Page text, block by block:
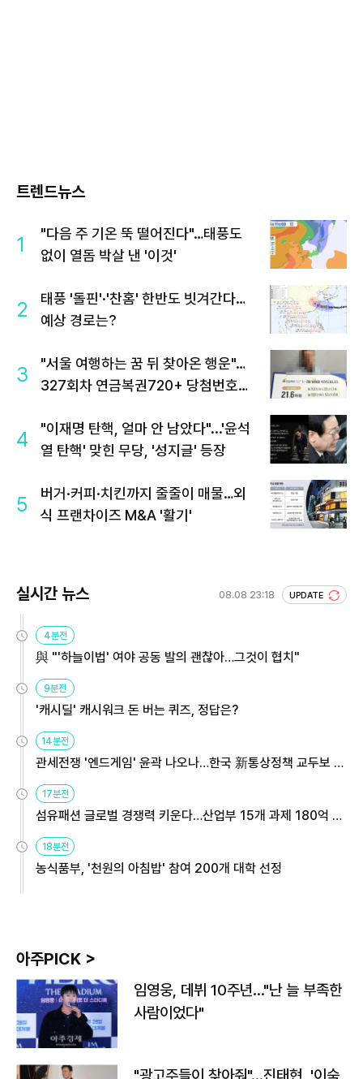
트렌드뉴스
1
"다음 주 기온 뚝 떨어진다"…태풍도
없이 열돔 박살 낸 '이것'
2
태풍 '돌핀'·'찬홈' 한반도 빗겨간다…
예상 경로는?
3
"서울 여행하는 꿈 뒤 찾아온 행운"…
327회차 연금복권720+ 당첨번호조
4
"이재명 탄핵, 얼마 안 남았다"...'윤석
열 탄핵' 맞힌 무당, '성지글' 등장
5
버거·커피·치킨까지 줄줄이 매물…외
식 프랜차이즈 M&A '활기'
실시간 뉴스 08.08 23:18 UPDATE
4분전
與 "'하늘이법' 여야 공동 발의 괜찮아…그것이 협치"
9분전
'캐시딜' 캐시워크 돈 버는 퀴즈, 정답은?
14분전
관세전쟁 '엔드게임' 윤곽 나오나…한국 新통상정책 교두보 활
용해야
17분전
섬유패션 글로벌 경쟁력 키운다…산업부 15개 과제 180억 지
원
18분전
농식품부, '천원의 아침밥' 참여 200개 대학 선정
아주PICK >
임영웅, 데뷔 10주년…"난 늘 부족한
사람이었다"